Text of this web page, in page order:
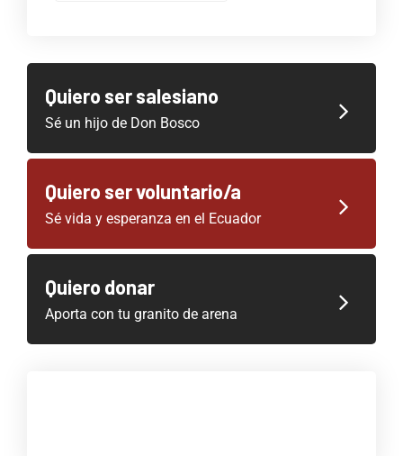
Quiero ser salesiano
Sé un hijo de Don Bosco
Quiero ser voluntario/a
Sé vida y esperanza en el Ecuador
Quiero donar
Aporta con tu granito de arena